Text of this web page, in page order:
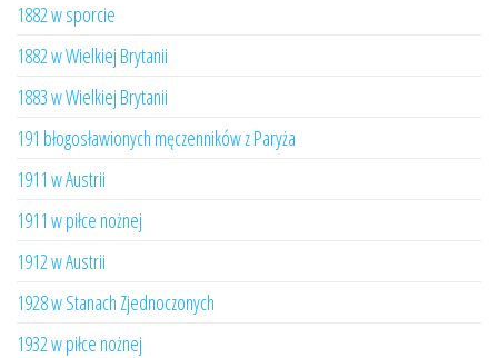
1882 w sporcie
1882 w Wielkiej Brytanii
1883 w Wielkiej Brytanii
191 błogosławionych męczenników z Paryża
1911 w Austrii
1911 w piłce nożnej
1912 w Austrii
1928 w Stanach Zjednoczonych
1932 w piłce nożnej